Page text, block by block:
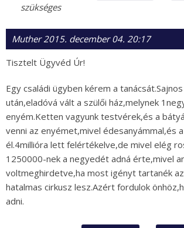
szükséges
Muther 2015. december 04. 20:17
Tisztelt Ügyvéd Úr!
Egy családi ügyben kérem a
után,eladóvá vált a szülői ház,melynek
enyém.Ketten vagyunk testvérek,és a
venni az enyémet,mivel édesanyámmal,és
él.4millióra lett felértékelve,de mivel elég
1250000-nek a negyedét adná érte,mivel
voltmeghirdetve,ha most igényt tartanék
hatalmas cirkusz lesz.Azért fordulok
adni.